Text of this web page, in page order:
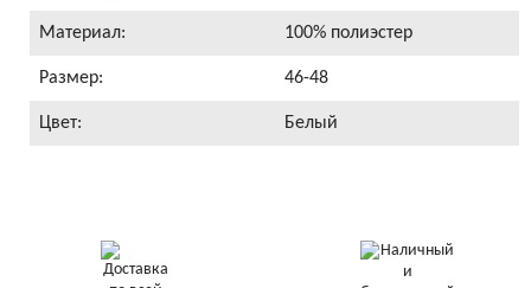
Материал: 100% полиэстер
Размер: 46-48
Цвет: Белый